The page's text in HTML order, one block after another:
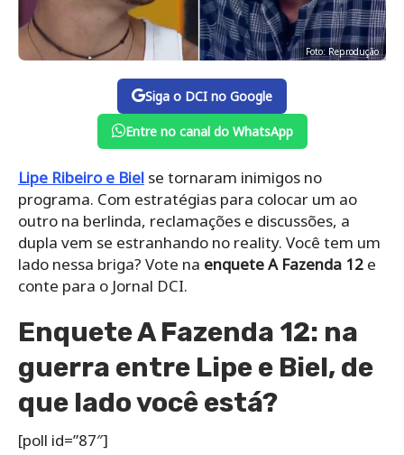
Foto: Reprodução
Siga o DCI no Google
Entre no canal do WhatsApp
Lipe Ribeiro e Biel se tornaram inimigos no
programa. Com estratégias para colocar um ao
outro na berlinda, reclamações e discussões, a
dupla vem se estranhando no reality. Você tem um
lado nessa briga? Vote na enquete A Fazenda 12 e
conte para o Jornal DCI.
Enquete A Fazenda 12: na
guerra entre Lipe e Biel, de
que lado você está?
[poll id=”87″]